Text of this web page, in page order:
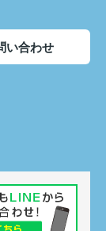
い合わせ